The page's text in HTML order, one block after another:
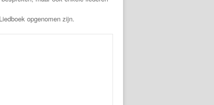
opgenomen zijn.